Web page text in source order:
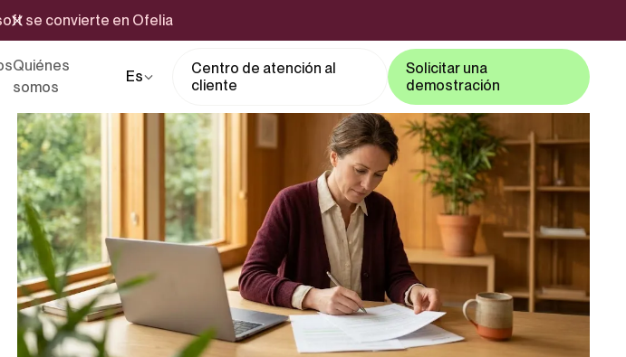
se convierte en Ofelia
Quiénes
somos
Es
Centro de atención al
cliente
Solicitar una
demostración